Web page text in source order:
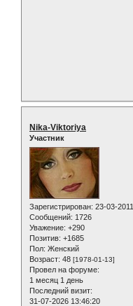
Nika-Viktoriya
Участник
Зарегистрирован: 23-03-2011
Сообщений: 1726
Уважение: +290
Позитив: +1685
Пол: Женский
Возраст: 48 [1978-01-13]
Провел на форуме:
1 месяц 1 день
Последний визит:
31-07-2026 13:46:20